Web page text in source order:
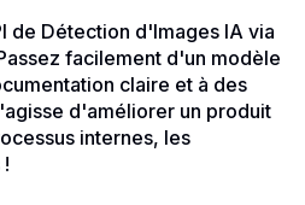
de Détection d'Images IA via
facilement d'un modèle
claire et à des
d'améliorer un produit
internes, les